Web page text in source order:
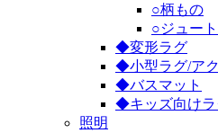
○柄もの
○ジュー
◆変形ラグ
◆小型ラグ/ア
◆バスマット
◆キッズ向けラ
照明